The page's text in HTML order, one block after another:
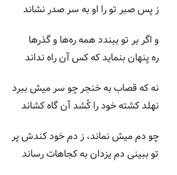
ز پس صبر تو را او به سر صدر نشاند
و اگر بر تو ببندد همه ره‌ها و گذرها
ره پنهان بنماید که کس آن راه نداند
نه که قصاب به خنجر چو سر میش ببرد
نهلد کشته خود را کُشد آن گاه کشاند
چو دم میش نماند، ز دم خود کندش پر
تو ببینی دم یزدان به کجاهات رساند